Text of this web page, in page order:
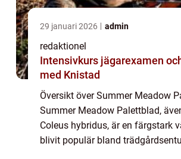
29 januari 2026 admin
redaktionel
Intensivkurs jägarexamen
med Knistad
Översikt över Summer Meadow
Summer Meadow Palettblad,
Coleus hybridus, är en färgstark
blivit populär bland